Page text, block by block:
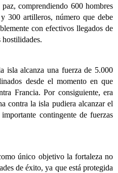
comprendiendo 600 hombres
300 artilleros, número que debe
con efectivos llegados de
hostilidades.
alcanza una fuerza de 5.000
desde el momento en que
Francia. Por consiguiente, era
contra la isla pudiera alcanzar el
contingente de fuerzas
único objetivo la fortaleza no
de éxito, ya que está protegida